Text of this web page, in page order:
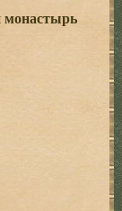
монастырь